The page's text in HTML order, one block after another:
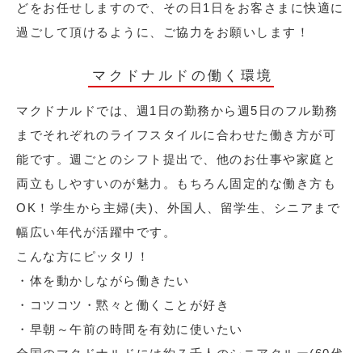
どをお任せしますので、その日1日をお客さまに快適に
過ごして頂けるように、ご協力をお願いします！
マクドナルドの働く環境
マクドナルドでは、週1日の勤務から週5日のフル勤務
までそれぞれのライフスタイルに合わせた働き方が可
能です。週ごとのシフト提出で、他のお仕事や家庭と
両立もしやすいのが魅力。もちろん固定的な働き方も
OK！学生から主婦(夫)、外国人、留学生、シニアまで
幅広い年代が活躍中です。
こんな方にピッタリ！
・体を動かしながら働きたい
・コツコツ・黙々と働くことが好き
・早朝～午前の時間を有効に使いたい